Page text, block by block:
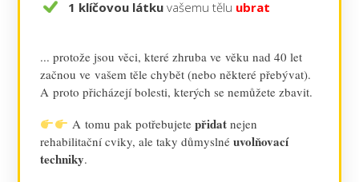
1 klíčovou látku vašemu tělu ubrat
... protože jsou věci, které zhruba ve věku nad 40 let
začnou ve vašem těle chybět (nebo některé přebývat).
A proto přicházejí bolesti, kterých se nemůžete zbavit.
A tomu pak potřebujetepřidatnejen
rehabilitační cviky, ale taky důmyslnéuvolňovací
techniky.